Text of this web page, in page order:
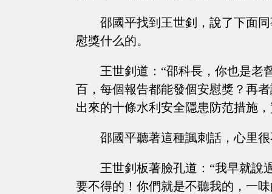
邵國平找到王世釗，說了下面
慰獎什么的。
王世釗道：“邵科長，你也是老
百，每個報告都能發個安慰獎？再
出來的十條水利安全隱患防范措施
邵國平聽著這種諷刺話，心里
王世釗板著臉孔道：“我早就說
要不得的！你們就是不聽我的，一